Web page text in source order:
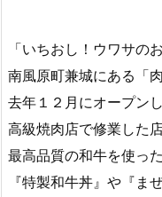
「いちおし！ウワサの
南風原町兼城にある「
去年１２月にオープン
高級焼肉店で修業した店
最高品質の和牛を使っ
『特製和牛丼』や『ま